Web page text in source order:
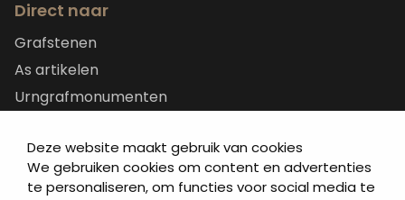
Deze website maakt gebruik van cookies
We gebruiken cookies om content en advertenties
te personaliseren, om functies voor social media te
Direct naar
Grafstenen
As artikelen
Urngrafmonumenten
Over ons
Contact